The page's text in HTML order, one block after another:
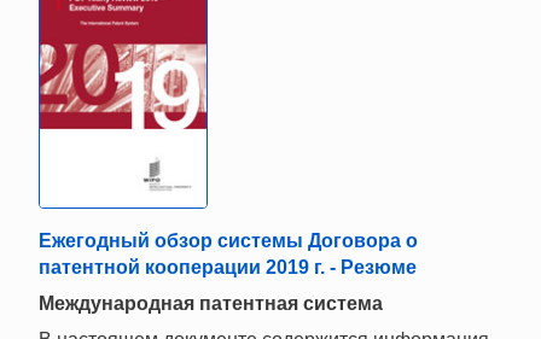
Ежегодный обзор системы Договора о
патентной кооперации 2019 г. - Резюме
Mеждународная патентная система